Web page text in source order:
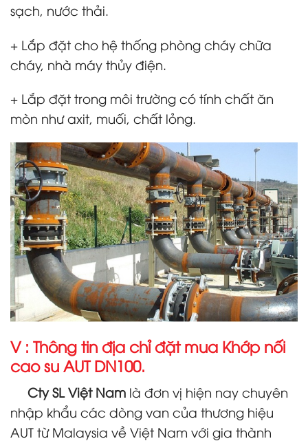
sạch, nước thải.
+ Lắp đặt cho hệ thống phòng cháy chữa
cháy, nhà máy thủy điện.
+ Lắp đặt trong môi trường có tính chất ăn
mòn như axit, muối, chất lỏng.
V : Thông tin địa chỉ đặt mua Khớp nối
cao su AUT DN100.
Cty SL Việt Nam là đơn vị hiện nay chuyên
nhập khẩu các dòng van của thương hiệu
AUT từ Malaysia về Việt Nam với gia thành